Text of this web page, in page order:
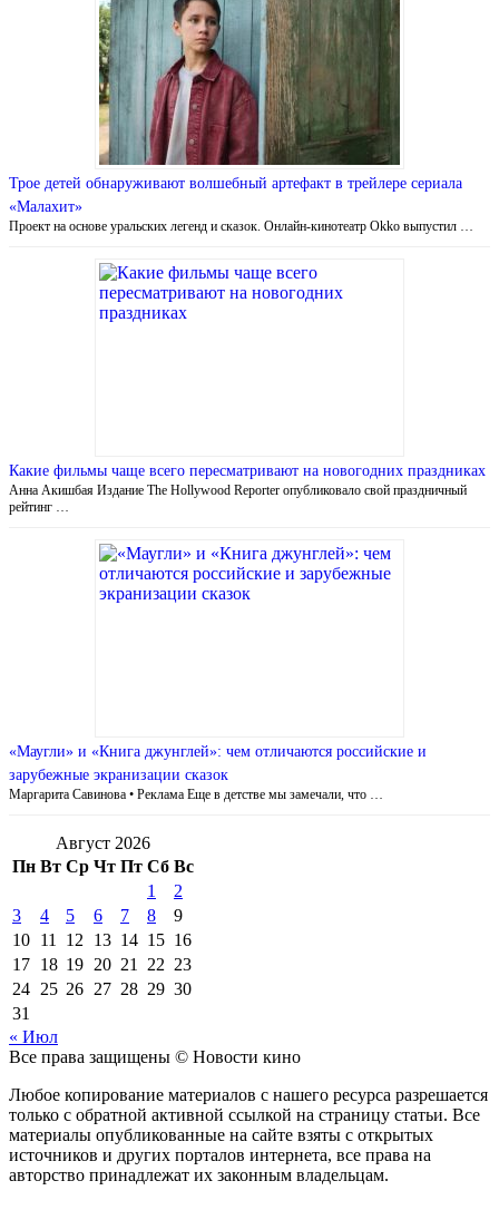
Трое детей обнаруживают волшебный артефакт в трейлере сериала
«Малахит»
Проект на основе уральских легенд и сказок. Онлайн-кинотеатр Okko выпустил …
Какие фильмы чаще всего пересматривают на новогодних праздниках
Анна Акишбая Издание The Hollywood Reporter опубликовало свой праздничный
рейтинг …
«Маугли» и «Книга джунглей»: чем отличаются российские и
зарубежные экранизации сказок
Маргарита Савинова • Реклама Еще в детстве мы замечали, что …
Август 2026
Пн Вт Ср Чт Пт Сб Вс
1
2
3
4 5 6 7 8
9
10 11 12 13 14 15 16
17 18 19 20 21 22 23
24 25 26 27 28 29 30
31
« Июл
Все права защищены © Новости кино
Любое копирование материалов с нашего ресурса разрешается
только с обратной активной ссылкой на страницу статьи. Все
материалы опубликованные на сайте взяты с открытых
источников и других порталов интернета, все права на
авторство принадлежат их законным владельцам.